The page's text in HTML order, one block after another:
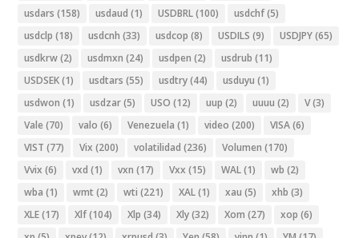
usdars (158) usdaud (1) USDBRL(100) usdchf(5)
usdclp (18) usdcnh (33) usdcop (8) USDILS (9) USDJPY(65)
usdkrw(2) usdmxn (24) usdpen (2) usdrub (11)
USDSEK(1) usdtars (55) usdtry(44) usduyu (1)
usdwon (1) usdzar(5) USO (12) uup (2) uuuu (2) V(3)
Vale (70) valo (6) Venezuela (1) video (200) VISA(6)
VIST (77) Vix (200) volatilidad (236) Volumen (170)
Vvix (6) vxd (1) vxn (17) Vxx (15) WAL(1) wb (2)
wba (1) wmt (2) wti (221) XAL(1) xau (5) xhb (3)
XLE(17) Xlf(104) Xlp (34) Xly(32) Xom (27) xop (6)